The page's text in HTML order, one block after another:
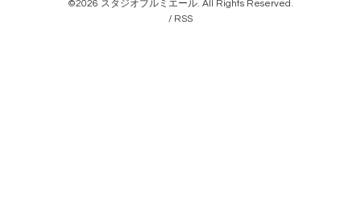
©2026 スタジオプルミエール. All Rights Reserved.
/ RSS